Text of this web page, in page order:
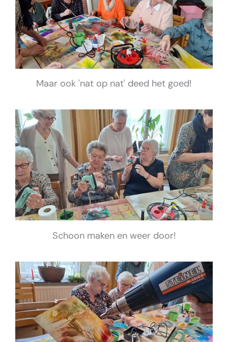
Maar ook 'nat op nat' deed het goed!
Schoon maken en weer door!